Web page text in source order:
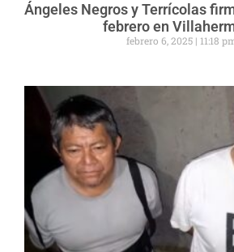
Ángeles Negros y Terrícolas
febrero en
febrero 6, 2025 11:18